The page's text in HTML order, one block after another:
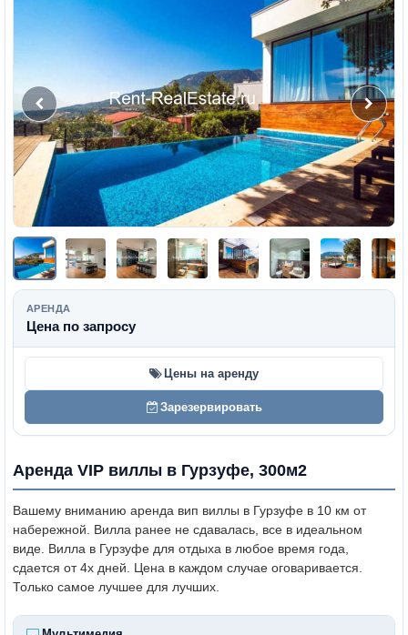
АРЕНДА
Цена по запросу
Цены на аренду
Зарезервировать
Аренда VIP виллы в Гурзуфе, 300м2
Вашему вниманию аренда вип виллы в Гурзуфе в 10 км от
набережной. Вилла ранее не сдавалась, все в идеальном
виде. Вилла в Гурзуфе для отдыха в любое время года,
сдается от 4х дней. Цена в каждом случае оговаривается.
Только самое лучшее для лучших.